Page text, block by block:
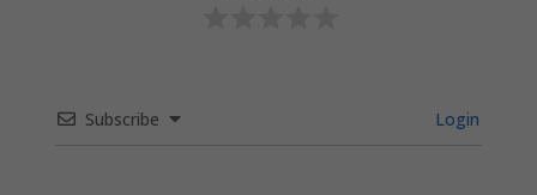
Subscribe Login